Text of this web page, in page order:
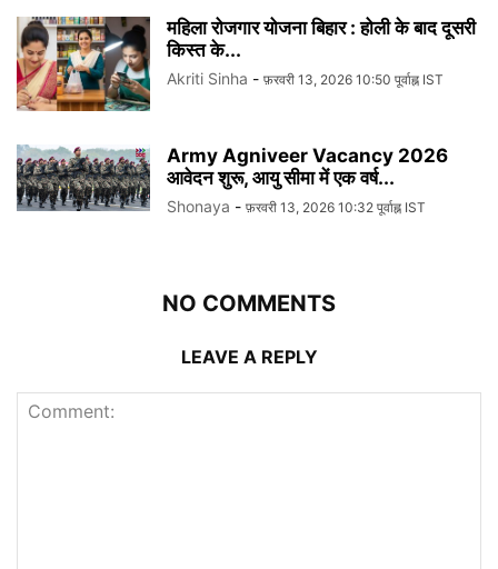
महिला रोजगार योजना बिहार : होली के बाद दूसरी
किस्त के...
Akriti Sinha - फ़रवरी 13, 2026 10:50 पूर्वाह्न IST
Army Agniveer Vacancy 2026
आवेदन शुरू, आयु सीमा में एक वर्ष...
Shonaya - फ़रवरी 13, 2026 10:32 पूर्वाह्न IST
NO COMMENTS
LEAVE A REPLY